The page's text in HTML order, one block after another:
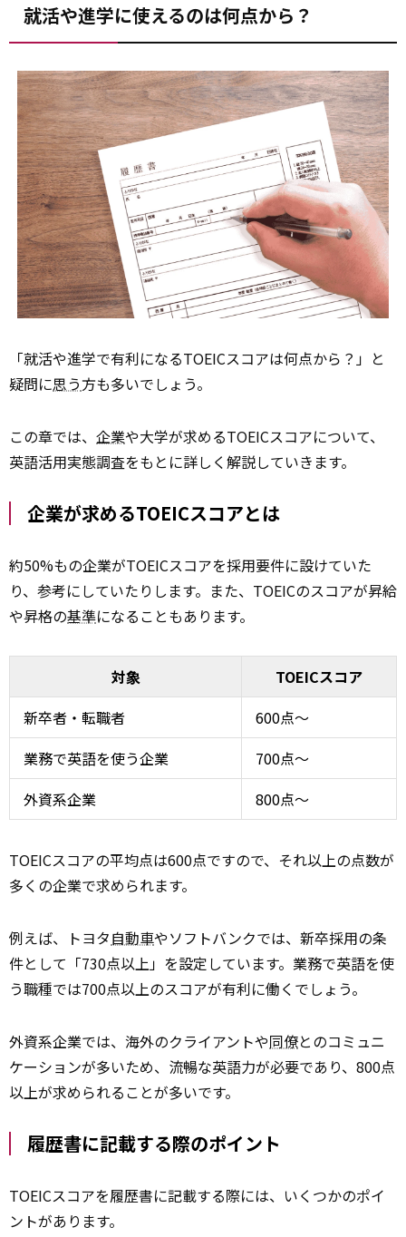
就活や進学に使えるのは何点から？
「就活や進学で有利になるTOEICスコアは何点から？」と
疑問に思う方も多いでしょう。
この章では、 企業や大学が求めるTOEICスコアについて、
英語活用実態調査をもとに詳しく解説していきます。
企業が求めるTOEICスコアとは
約50%もの企業がTOEICスコアを採用要件に設けていた
り、参考にしていたりします。また、TOEICのスコアが昇給
や昇格の基準になることもあります。
対象
TOEICスコア
新卒者・転職者
600点〜
業務で英語を使う企業
700点〜
外資系企業
800点〜
TOEICスコアの平均点は600点ですので、それ以上の点数が
多くの企業で求められます。
例えば、トヨタ自動車やソフトバンクでは、新卒採用の条
件として「730点以上」を設定しています。業務で英語を使
う職種では700点以上のスコアが有利に働くでしょう。
外資系企業では、海外のクライアントや同僚とのコミュニ
ケーションが多いため、流暢な英語力が必要であり、800点
以上が求められることが多いです。
履歴書に記載する際のポイント
TOEICスコアを履歴書に記載する際には、いくつかのポイ
ントがあります。